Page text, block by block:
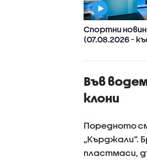
Спортни
(07.08.2026 -
Във
клони
Поредното
„Кърджали”.
пластмаси,